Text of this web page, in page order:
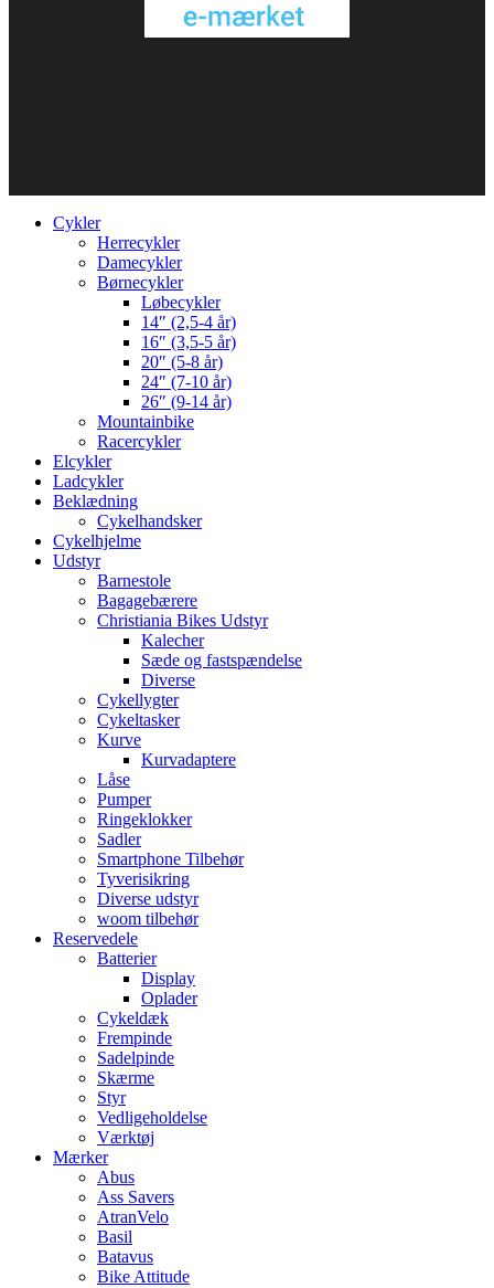
Cykler
Herrecykler
Damecykler
Børnecykler
Løbecykler
14″ (2,5-4 år)
16″ (3,5-5 år)
20″ (5-8 år)
24″ (7-10 år)
26″ (9-14 år)
Mountainbike
Racercykler
Elcykler
Ladcykler
Beklædning
Cykelhandsker
Cykelhjelme
Udstyr
Barnestole
Bagagebærere
Christiania Bikes Udstyr
Kalecher
Sæde og fastspændelse
Diverse
Cykellygter
Cykeltasker
Kurve
Kurvadaptere
Låse
Pumper
Ringeklokker
Sadler
Smartphone Tilbehør
Tyverisikring
Diverse udstyr
woom tilbehør
Reservedele
Batterier
Display
Oplader
Cykeldæk
Frempinde
Sadelpinde
Skærme
Styr
Vedligeholdelse
Værktøj
Mærker
Abus
Ass Savers
AtranVelo
Basil
Batavus
Bike Attitude